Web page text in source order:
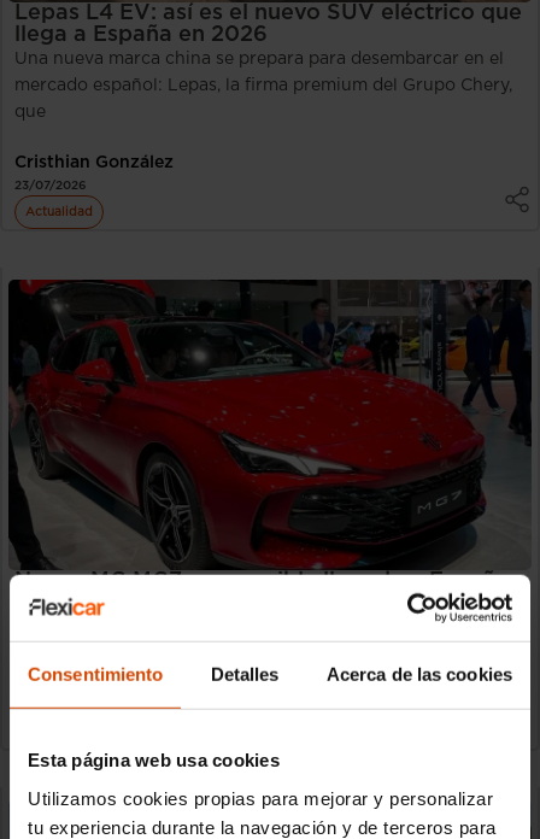
Consentimiento Detalles Acerca de las cookies
Esta página web usa cookies
Utilizamos cookies propias para mejorar y personalizar
tu experiencia durante la navegación y de terceros para
Lepas L4 EV: así es el nuevo SUV eléctrico que
llega a España en 2026
Una nueva marca china se prepara para desembarcar en el
mercado español: Lepas, la firma premium del Grupo Chery,
que
Cristhian González
23/07/2026
Actualidad
Nuevo MG MG7 y su posible llegada a España
El MG7 es la berlina fastback con la que MG quiere plantar
Gonzalo Fernández
23/07/2026